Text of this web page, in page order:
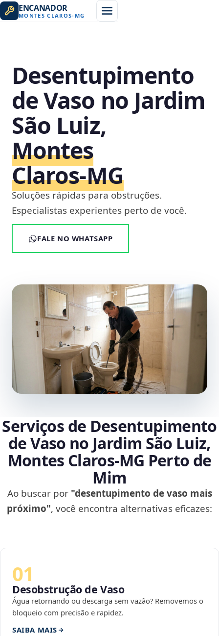
ENCANADOR
MONTES CLAROS- MG
Desentupimento
de Vaso no Jardim
São Luiz,
Montes
Claros‑MG
Soluções rápidas para obstruções.
Especialistas experientes perto de você.
FALE NO WHATSAPP
Serviços de Desentupimento
de Vaso no Jardim São Luiz,
Montes Claros‑MG Perto de
Mim
Ao buscar por "desentupimento de vaso mais
próximo", você encontra alternativas eficazes:
01
Desobstrução de Vaso
Água retornando ou descarga sem vazão? Removemos o
bloqueio com precisão e rapidez.
SAIBA MAIS